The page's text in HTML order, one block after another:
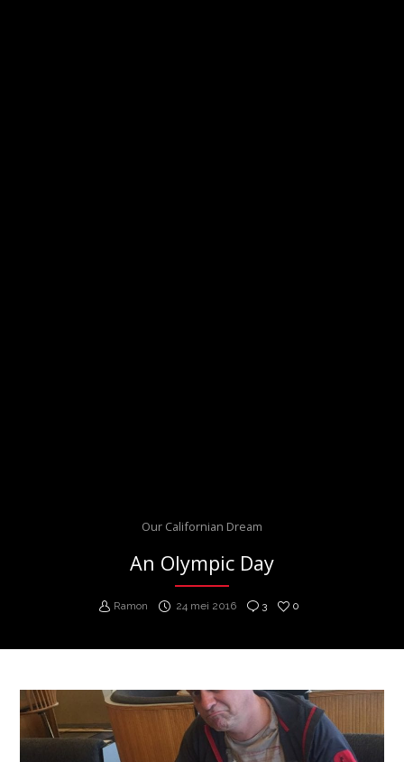
Our Californian Dream
An Olympic Day
Ramon 24 mei 2016 3 0